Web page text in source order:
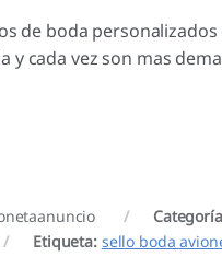
de boda
y cada vez son mas
Etiqueta: sello boda